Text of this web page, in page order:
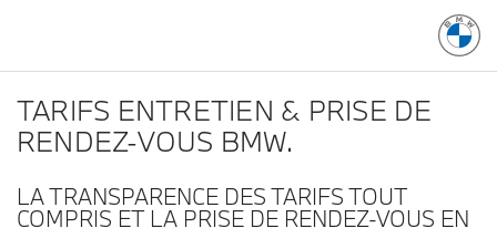
TARIFS ENTRETIEN & PRISE DE
RENDEZ-VOUS BMW.
LA TRANSPARENCE DES TARIFS TOUT
COMPRIS ET LA PRISE DE RENDEZ-VOUS EN